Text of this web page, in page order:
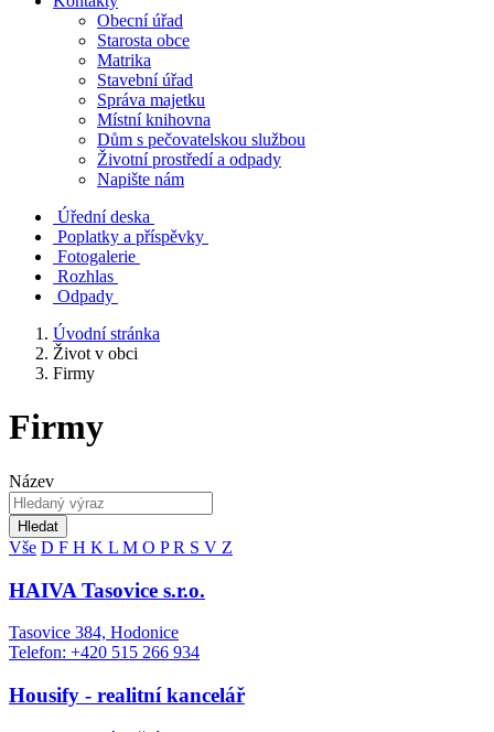
Obecní úřad
Starosta obce
Matrika
Stavební úřad
Správa majetku
Místní knihovna
Dům s pečovatelskou službou
Životní prostředí a odpady
Napište nám
Úřední deska
Poplatky a příspěvky
Fotogalerie
Rozhlas
Odpady
Úvodní stránka
Život v obci
Firmy
Firmy
Název
Hledat
Vše D F H K L M O PR S V Z
HAIVA Tasovice s.r.o.
Tasovice 384, Hodonice
Telefon: +420 515 266 934
Housify - realitní kancelář